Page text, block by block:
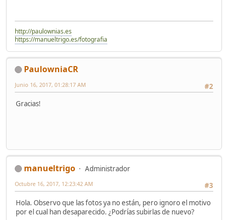
http://paulownias.es
https://manueltrigo.es/fotografia
PaulowniaCR
#2
Junio 16, 2017, 01:28:17 AM
Gracias!
manueltrigo
Administrador
#3
Octubre 16, 2017, 12:23:42 AM
Hola. Observo que las fotos ya no están, pero ignoro el motivo
por el cual han desaparecido. ¿Podrías subirlas de nuevo?